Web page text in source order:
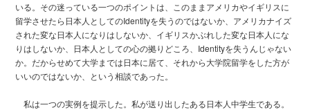
いる。その迷っている一つのポイントは、このままアメリカやイギリスに
留学させたら日本人としてのIdentityを失うのではないか、アメリカナイズ
された変な日本人になりはしないか、イギリスかぶれした変な日本人にな
りはしないか、日本人としての心の拠りどころ、Identityを失うんじゃない
か。だからせめて大学までは日本に居て、それから大学院留学をした方が
いいのではないか、という相談であった。
私は一つの実例を提示した。私が送り出したある日本人中学生である。